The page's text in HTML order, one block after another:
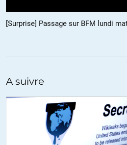
[Surprise] Passage sur BFM lundi
A suivre